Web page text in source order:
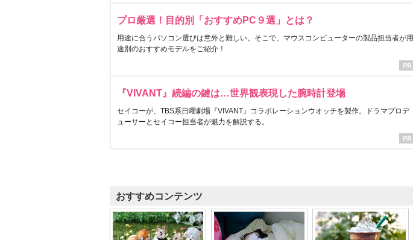
プロ厳選！目的別「おすすめPC９選」とは？
用途に合うパソコン選びは意外と難しい。そこで、マウスコンピューターの製品担当者が用
途別のおすすめモデルをご紹介！
『VIVANT』続編の鍵は…世界観表現した腕時計登場
セイコーが、TBS系日曜劇場『VIVANT』コラボレーションウオッチを製作。ドラマプロデ
ューサーとセイコー担当者が魅力を解説する。
おすすめコンテンツ